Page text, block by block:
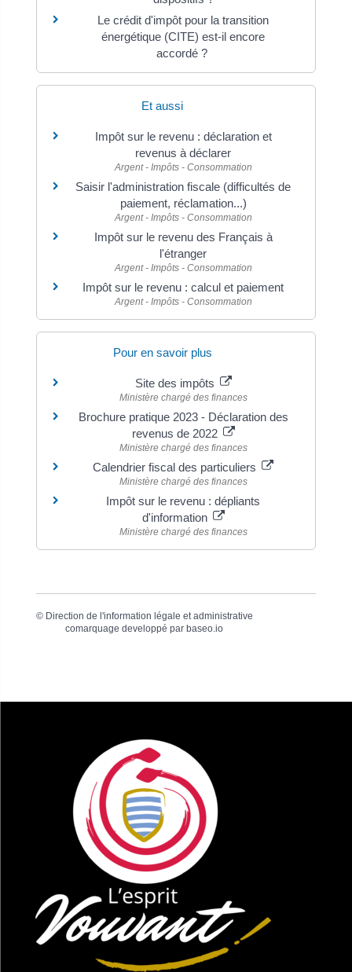
Le crédit d'impôt pour la transition
énergétique (CITE) est-il encore
accordé ?
Et aussi
Impôt sur le revenu : déclaration et
revenus à déclarer
Argent - Impôts - Consommation
Saisir l'administration fiscale (difficultés de
paiement, réclamation...)
Argent - Impôts - Consommation
Impôt sur le revenu des Français à
l'étranger
Argent - Impôts - Consommation
Impôt sur le revenu : calcul et paiement
Argent - Impôts - Consommation
Pour en savoir plus
Site des impôts
Ministère chargé des finances
Brochure pratique 2023 - Déclaration des
revenus de 2022
Ministère chargé des finances
Calendrier fiscal des particuliers
Ministère chargé des finances
Impôt sur le revenu : dépliants
d'information
Ministère chargé des finances
© Direction de l'information légale et administrative
comarquage developpé par baseo.io